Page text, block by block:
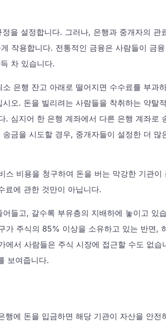
을 설정합니다. 그러나, 은행과 중개자의 관
작용합니다. 전통적인 금융은 사람들이 금
차 있습니다.
은행 잔고 아래로 떨어지면 수수료를 부과
오. 돈을 빌리려는 사람들을 착취하는 약탈
. 심지어 한 은행 계좌에서 다른 은행 계좌로
금을 시도할 경우, 중개자들이 설정한 더 많
비용을 청구하여 돈을 버는 막강한 기관이
료에 관한 것만이 아닙니다.
들고, 갈수록 부유층의 지배하에 놓이고 있
가 주식의 85% 이상을 소유하고 있는 반면,
서 사람들은 주식 시장에 접근할 수도 없습
보여줍니다.
에 돈을 입금하면 해당 기관이 자산을 안전